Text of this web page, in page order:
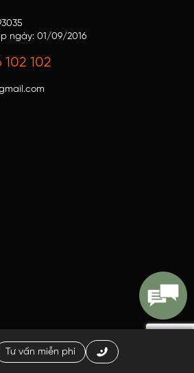
ngày: 01/09/2016
102 102
Tư vấn miễn phí